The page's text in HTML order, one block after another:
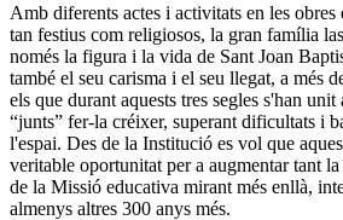
Amb diferents actes i activitats en les
tan festius com religiosos, la gran família
només la figura i la vida de Sant Joan
també el seu carisma i el seu llegat, a més
els que durant aquests tres segles s'han
“junts” fer-la créixer, superant dificultats i
l'espai. Des de la Institució es vol que
veritable oportunitat per a augmentar tant
de la Missió educativa mirant més enllà,
almenys altres 300 anys més.